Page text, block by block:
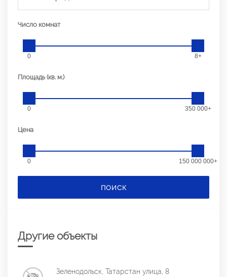
Число комнат
0 8+
Площадь (кв. м.)
0 350 000+
Цена
0 150 000 000+
ПОИСК
Другие объекты
Зеленодольск, Татарстан улица, 8